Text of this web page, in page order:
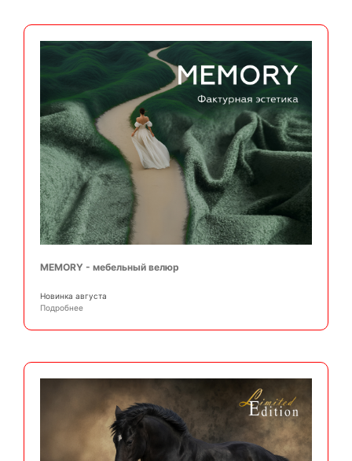
MEMORY - мебельный велюр
Новинка августа
Подробнее